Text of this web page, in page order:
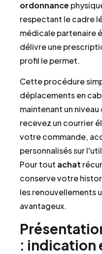
ordonnance
respectant le cadre
médicale partenaire
délivre une
profil le permet.
Cette procédure
déplacements en
maintenant un
recevez un courrier
votre commande,
personnalisés sur
Pour tout achat
conserve votre
les renouvellements
avantageux.
: indication